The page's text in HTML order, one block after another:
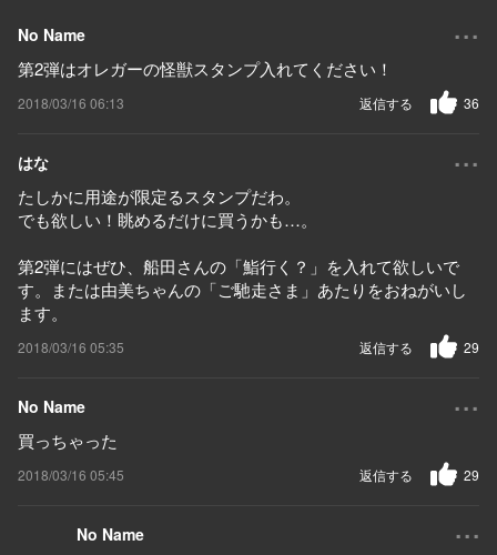
No Name ...
第2弾はオレガーの怪獣スタンプ入れてください！
2018/03/16 06:13 36
返信する
はな ...
たしかに用途が限定るスタンプだわ。
でも欲しい！眺めるだけに買うかも…。
第2弾にはぜひ、船田さんの「鮨行く？」を入れて欲しいで
す。または由美ちゃんの「ご馳走さま」あたりをおねがいし
ます。
2018/03/16 05:35 29
返信する
No Name ...
買っちゃった
2018/03/16 05:45 29
返信する
No Name ...